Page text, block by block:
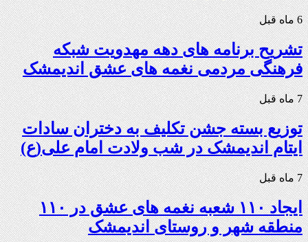
6 ماه قبل
تشریح برنامه های دهه مهدویت شبکه
فرهنگی مردمی نغمه های عشق اندیمشک
7 ماه قبل
توزیع بسته جشن تکلیف به دختران سادات
ایتام اندیمشک در شب ولادت امام علی(ع)
7 ماه قبل
ایجاد ۱۱۰ شعبه نغمه های عشق در ۱۱۰
منطقه شهر و روستای اندیمشک